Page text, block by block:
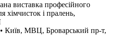
виставка професійного
хімчисток і пралень,
• Київ, МВЦ, Броварський пр-т,